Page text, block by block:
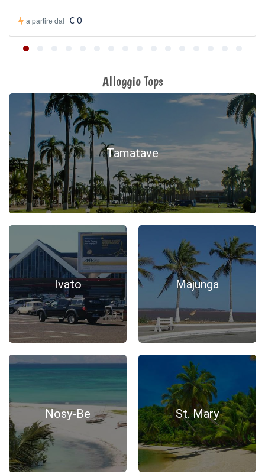
a partire dal € 0
Alloggio Tops
Tamatave
Ivato Majunga
Nosy-Be St. Mary